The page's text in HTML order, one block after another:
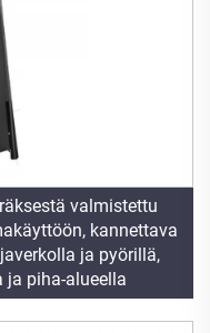
valmistettu
kannettava
ja pyörillä,
ja piha-alueella